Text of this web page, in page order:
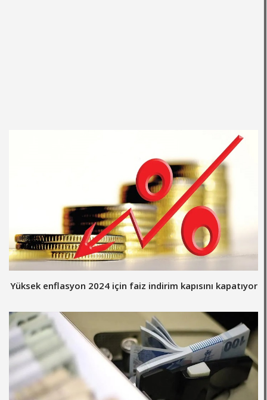
Yüksek enflasyon 2024 için faiz indirim kapısını kapatıyor